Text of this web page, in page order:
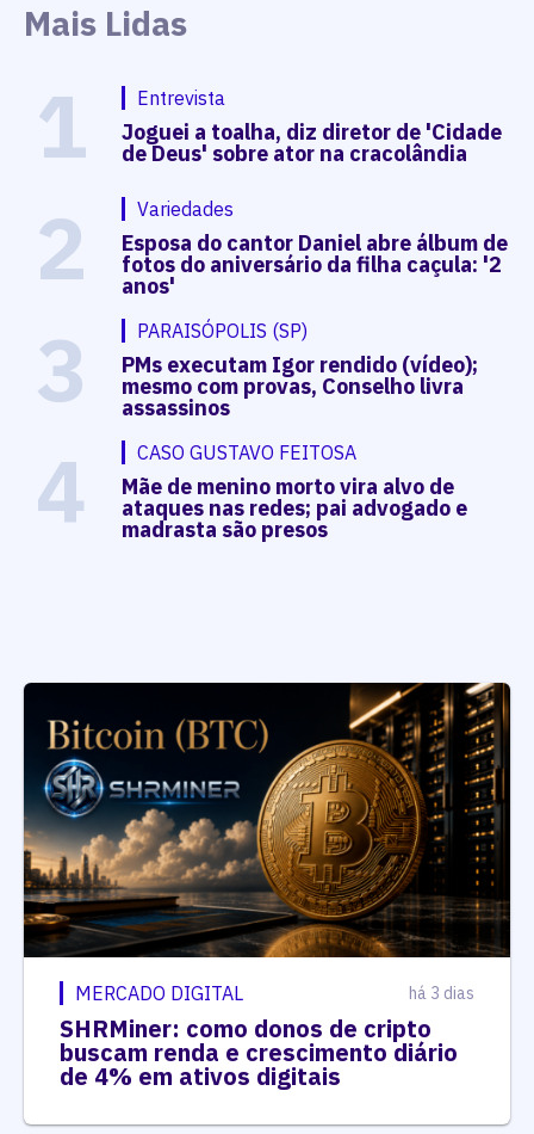
Mais Lidas
1 Entrevista
Joguei a toalha, diz diretor de 'Cidade
de Deus' sobre ator na cracolândia
2 Variedades
Esposa do cantor Daniel abre álbum de
fotos do aniversário da filha caçula: '2
anos'
3 PARAISÓPOLIS (SP)
PMs executam Igor rendido (vídeo);
mesmo com provas, Conselho livra
assassinos
4 CASO GUSTAVO FEITOSA
Mãe de menino morto vira alvo de
ataques nas redes; pai advogado e
madrasta são presos
MERCADO DIGITAL há 3 dias
SHRMiner: como donos de cripto
buscam renda e crescimento diário
de 4% em ativos digitais